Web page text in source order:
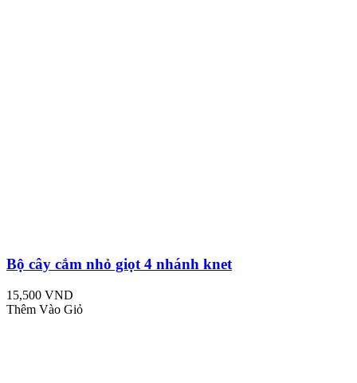
Bộ cây cắm nhỏ giọt 4 nhánh knet
15,500 VND
Thêm Vào Giỏ